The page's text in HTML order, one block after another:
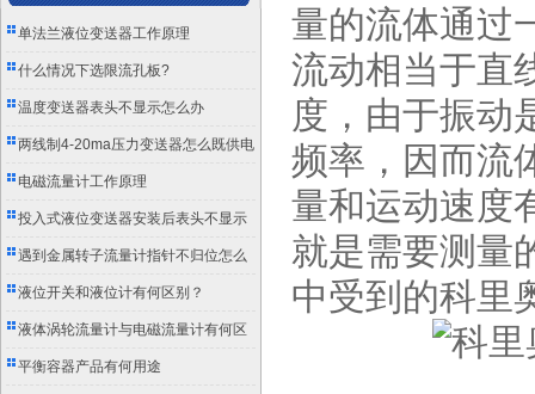
单法兰液位变送器工作原理
什么情况下选限流孔板?
温度变送器表头不显示怎么办
两线制4-20ma压力变送器怎么既供电
又传信号？
电磁流量计工作原理
投入式液位变送器安装后表头不显示
怎么办？
遇到金属转子流量计指针不归位怎么
办？
液位开关和液位计有何区别？
液体涡轮流量计与电磁流量计有何区
别？
平衡容器产品有何用途
量的流体通过
流动相当于直
度，由于振动
频率，因而流
量和运动速度
就是需要测量
中受到的科里